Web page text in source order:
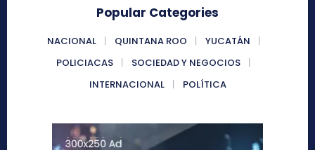
Popular Categories
NACIONAL QUINTANA ROO
YUCATÁN
POLICIACAS
SOCIEDAD Y NEGOCIOS
INTERNACIONAL
POLÍTICA